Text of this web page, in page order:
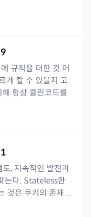
규칙을 더한 것.어
게 할 수 있을지 고
항상 클린코드를
, 지속적인 발전과
는다. Stateless한
것은 쿠키의 존재 ...